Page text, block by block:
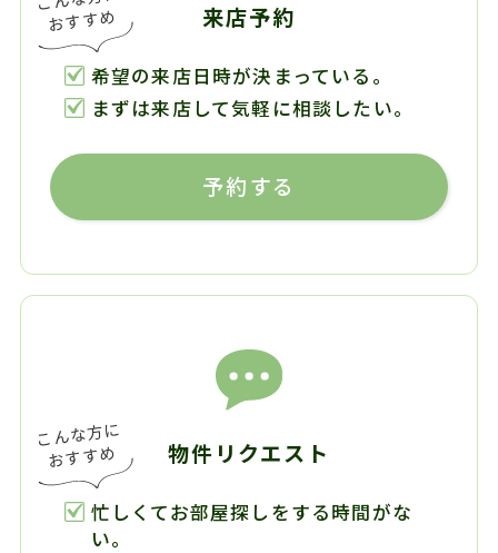
来店予約
希望の来店日時が決まっている。
まずは来店して気軽に相談したい。
予約する
物件リクエスト
忙しくてお部屋探しをする時間がな
い。